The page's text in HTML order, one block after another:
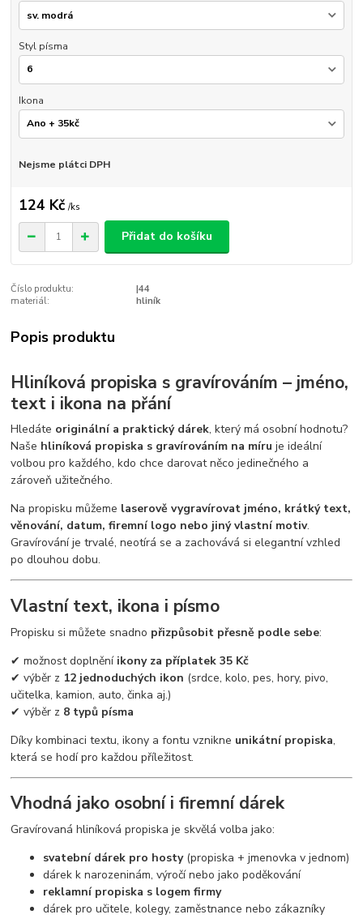
Styl písma
Ikona
Nejsme plátci DPH
124 Kč /ks
Přidat do košíku
Číslo produktu:
|44
materiál:
hliník
Popis produktu
Hliníková propiska s gravírováním – jméno,
text i ikona na přání
Hledáte originální a praktický dárek, který má osobní hodnotu?
Naše hliníková propiska s gravírováním na míru je ideální
volbou pro každého, kdo chce darovat něco jedinečného a
zároveň užitečného.
Na propisku můžeme laserově vygravírovat jméno, krátký text,
věnování, datum, firemní logo nebo jiný vlastní motiv.
Gravírování je trvalé, neotírá se a zachovává si elegantní vzhled
po dlouhou dobu.
Vlastní text, ikona i písmo
Propisku si můžete snadno přizpůsobit přesně podle sebe:
✔ možnost doplnění ikony za příplatek 35 Kč
✔ výběr z 12 jednoduchých ikon (srdce, kolo, pes, hory, pivo,
učitelka, kamion, auto, činka aj.)
✔ výběr z 8 typů písma
Díky kombinaci textu, ikony a fontu vznikne unikátní propiska,
která se hodí pro každou příležitost.
Vhodná jako osobní i firemní dárek
Gravírovaná hliníková propiska je skvělá volba jako:
svatební dárek pro hosty(propiska + jmenovka v jednom)
dárek k narozeninám, výročí nebo jako poděkování
reklamní propiska s logem firmy
dárek pro učitele, kolegy, zaměstnance nebo zákazníky